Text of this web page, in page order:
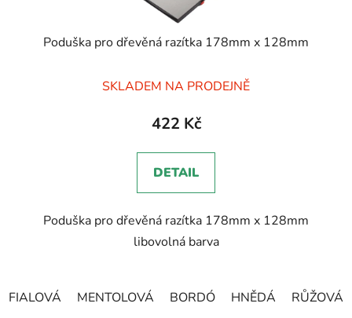
Poduška pro dřevěná razítka 178mm x 128mm
hodnocení
produktu
5,0
z
hvězdiček.
SKLADEM NA PRODEJNĚ
422 Kč
DETAIL
Poduška pro dřevěná razítka 178mm x 128mm
libovolná barva
FIALOVÁ MENTOLOVÁ BORDÓ HNĚDÁ RŮŽOVÁ